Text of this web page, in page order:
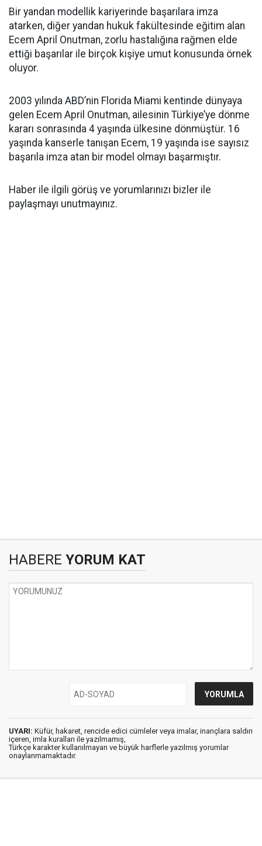
Bir yandan modellik kariyerinde başarılara imza
atarken, diğer yandan hukuk fakültesinde eğitim alan
Ecem April Onutman, zorlu hastalığına rağmen elde
ettiği başarılar ile birçok kişiye umut konusunda örnek
oluyor.
2003 yılında ABD’nin Florida Miami kentinde dünyaya
gelen Ecem April Onutman, ailesinin Türkiye’ye dönme
kararı sonrasında 4 yaşında ülkesine dönmüştür. 16
yaşında kanserle tanışan Ecem, 19 yaşında ise sayısız
başarıla imza atan bir model olmayı başarmıştır.
Haber ile ilgili görüş ve yorumlarınızı bizler ile
paylaşmayı unutmayınız.
HABERE YORUM KAT
UYARI: Küfür, hakaret, rencide edici cümleler veya imalar, inançlara saldırı
içeren, imla kuralları ile yazılmamış,
Türkçe karakter kullanılmayan ve büyük harflerle yazılmış yorumlar
onaylanmamaktadır.